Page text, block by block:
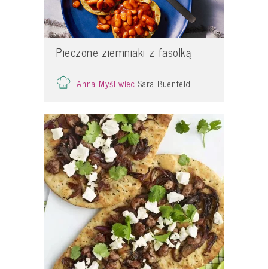
Pieczone ziemniaki z fasolką
Anna Myśliwiec Sara Buenfeld